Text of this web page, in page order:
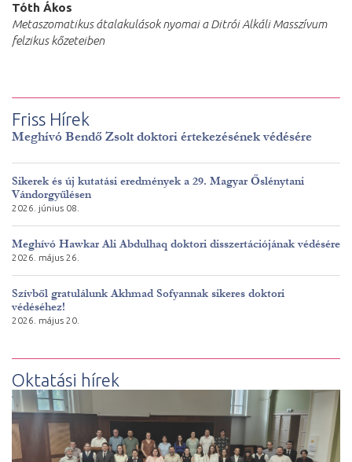
Tóth Ákos
Metaszomatikus átalakulások nyomai a Ditrói Alkáli Masszívum
felzikus kőzeteiben
Friss Hírek
Meghívó Bendő Zsolt doktori értekezésének védésére
Sikerek és új kutatási eredmények a 29. Magyar Őslénytani
Vándorgyűlésen
2026. június 08.
Meghívó Hawkar Ali Abdulhaq doktori disszertációjának védésére
2026. május 26.
Szívből gratulálunk Akhmad Sofyannak sikeres doktori
védéséhez!
2026. május 20.
Oktatási hírek